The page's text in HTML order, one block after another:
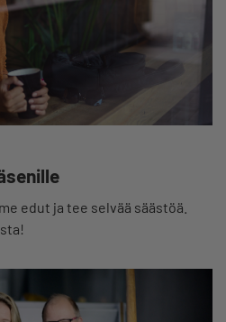
edut ja tee selvää säästöä.